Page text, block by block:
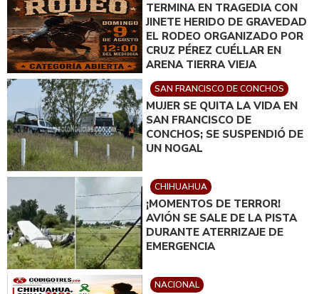
TERMINA EN TRAGEDIA CON
JINETE HERIDO DE GRAVEDAD
EL RODEO ORGANIZADO POR
CRUZ PÉREZ CUÉLLAR EN
ARENA TIERRA VIEJA
SAN FRANCISCO DE CONCHOS
MUJER SE QUITA LA VIDA EN
SAN FRANCISCO DE
CONCHOS; SE SUSPENDIÓ DE
UN NOGAL
CHIHUAHUA
¡MOMENTOS DE TERROR!
AVIÓN SE SALE DE LA PISTA
DURANTE ATERRIZAJE DE
EMERGENCIA
NACIONAL